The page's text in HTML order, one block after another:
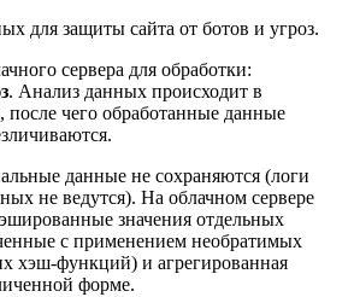
для защиты сайта от ботов и угроз.
сервера для обработки:
. Анализ данных происходит в
после чего обработанные данные
данные не сохраняются (логи
не ведутся). На облачном сервере
значения отдельных
с применением необратимых
хэш-функций) и агрегированная
форме.